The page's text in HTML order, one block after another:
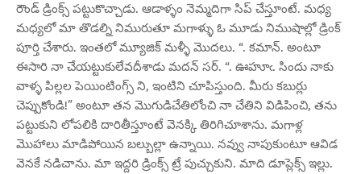
రౌండ్ డ్రింక్స్ పట్టుకొచ్చాడు. ఆడాళ్ళం నెమ్మదిగా సిప్ చేస్తూంటే. మధ్య
మధ్యలో మా తొడల్ని నిమురుతూ మగాళ్ళు ఓ మూడు నిముషాల్లో డ్రింక్
పూర్తి చేశారు. ఇంతలో మ్యూజిక్ మళ్ళీ మొదలు. “. కమాన్. అంటూ
ఈసారి నా చేయట్టుకులేవదీశాడు మదన్ సర్. “. ఊహూఁ. సిందు నాకు
వాళ్ళ పిల్లల పెయింటింగ్స్ ని, ఇంటిని చూపిస్తుంది. మీరు కబుర్లు
చెప్పుకోండి!” అంటూ తన మొగుడిచేతిలోంచి నా చేతిని విడిపించి, తను
పట్టుకుని లోపలికి దారితీస్తూంటే వెనక్కి తిరిగిచూశాను. మగాళ్ల
మొహాలు మాడిపోయిన బల్బుల్లా ఉన్నాయి. నవ్వు నాపుకుంటూ ఆవిడ
వెనకే నడిచాను. మా ఇద్దరి డ్రింక్స్ ట్రే పుచ్చుకుని. మాది డూప్లెక్స్ ఇల్లు.